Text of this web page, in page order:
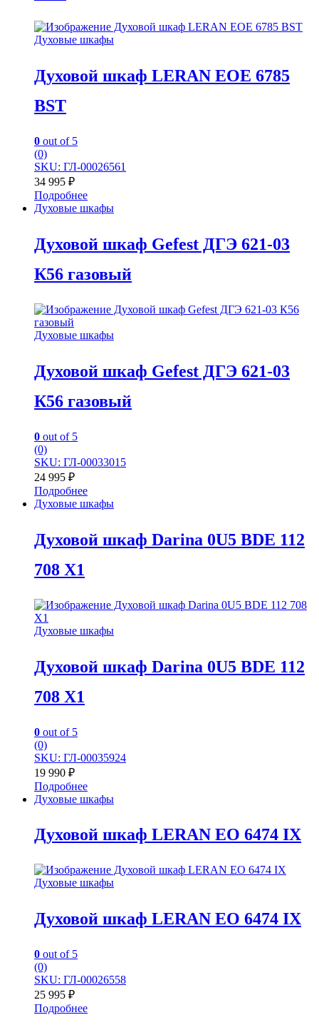
Духовые шкафы
Духовой шкаф LERAN EOE 6785
BST
0 out of 5
(0)
SKU: ГЛ-00026561
34 995 ₽
Подробнее
Духовые шкафы
Духовой шкаф Gefest ДГЭ 621-03
К56 газовый
Духовые шкафы
Духовой шкаф Gefest ДГЭ 621-03
К56 газовый
0 out of 5
(0)
SKU: ГЛ-00033015
24 995 ₽
Подробнее
Духовые шкафы
Духовой шкаф Darina 0U5 BDE 112
708 X1
Духовые шкафы
Духовой шкаф Darina 0U5 BDE 112
708 X1
0 out of 5
(0)
SKU: ГЛ-00035924
19 990 ₽
Подробнее
Духовые шкафы
Духовой шкаф LERAN EO 6474 IX
Духовые шкафы
Духовой шкаф LERAN EO 6474 IX
0 out of 5
(0)
SKU: ГЛ-00026558
25 995 ₽
Подробнее